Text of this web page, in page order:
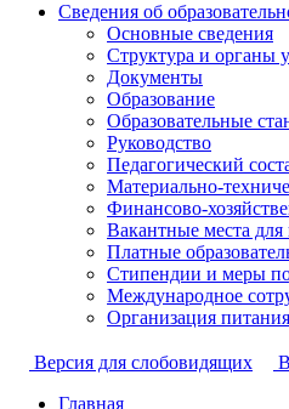
Сведения об
Основные сведения
Структура и органы
Документы
Образование
Образовательные
Руководство
Педагогический
Материально-
Финансово-
Вакантные места
Платные
Стипендии и меры
Международное
Организация
Версия для слобовидящих
Главная